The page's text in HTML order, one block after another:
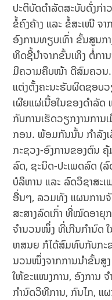
ປະຕິບັດດຳລັດສະບັບດັ່ງກ່າ
ຂໍ້ຄົງຄ້າງ ແລະ ຂໍ້ສະເໜີ ຈ
ອົງການທຽບເທົ່າ ຂັ້ນສູນກ
ທິດຊີ້ນຳຈາກຂັ້ນເທິງ ຕໍ່ກາ
ມີຄວາມຄືບໜ້າ ດີສົມຄວນ.
ແຕ່ງຕັ້ງຄະນະຮັບຜິດຊອບວ
ເຜີຍແຜ່ເນື້ອໃນຂອງດຳລັ
ກັບການເຮັດວຽກງານການ
ກອນ. ພ້ອມກັນນັ້ນ ກຳລັງ
ກະຊວງ-ອົງການຂອງຕົນ ຄຸ້
ລົດ, ຊະນິດ-ປະເພດລົດ (ລົ
ບໍລິຫານ ແລະ ລົດວິຊາສະເ
ອື່ນໆ, ລວມທັງ ແຜນການ
ສະສາງລົດເກົ່າ ທີ່ໝົດອາຍຸ
ຈຳນວນໜຶ່ງ ທີ່ເກີນກໍານົດ
ຫສນຍ ກໍໄດ້ສົມທົບກັບກະຊ
ນວນໜຶ່ງຈາກການນໍາຂັ້ນສູ
ໃຫ້ຂະແໜງການ, ອົງການ
ກໍານົດວິທີການ, ກົນໄກ, ແຜ